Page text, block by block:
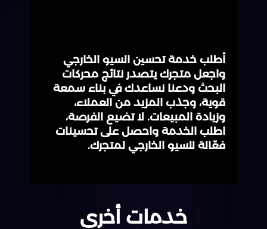
أطلب خدمة تحسين السيو الخارجي
واجعل متجرك يتصدر نتائج محركات
البحث ودعنا نساعدك في بناء سمعة
قوية، وجذب المزيد من العملاء،
وزيادة المبيعات. لا تضيع الفرصة،
اطلب الخدمة واحصل على تحسينات
فعّالة للسيو الخارجي لمتجرك.
خدمات أخرى